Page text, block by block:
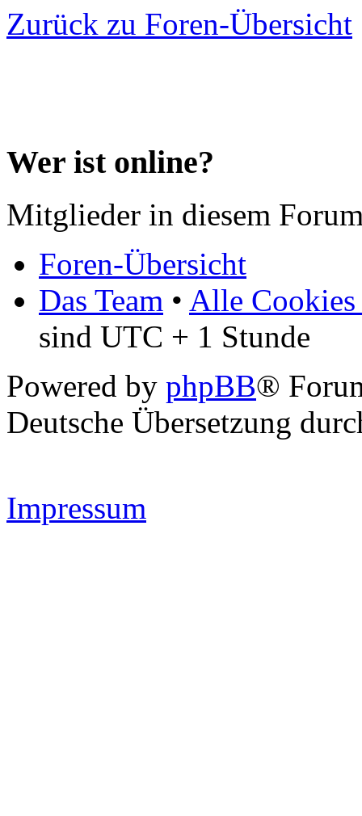
Zurück zu Foren-Übersicht
Wer ist online?
Mitglieder in diesem
Foren-Übersicht
Das Team • Alle Cookies
sind UTC + 1 Stunde
Powered by phpBB®
Deutsche Übersetzung
Impressum